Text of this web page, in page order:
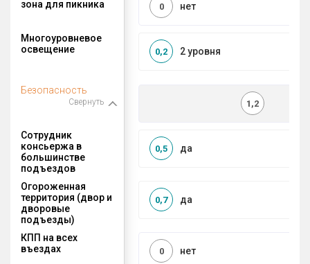
зона для пикника нет
0
Многоуровневое
освещение
2 уровня
0,2
Безопасность
Свернуть 1,2
Сотрудник
консьержа в
большинстве
подъездов
да
0,5
Огороженная
территория (двор и
дворовые
подъезды)
да
0,7
КПП на всех
въездах
нет
0